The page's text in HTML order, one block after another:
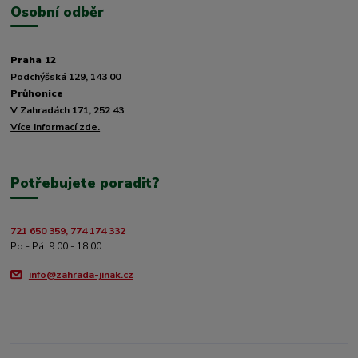
Osobní odběr
Praha 12
Podchýšská 129, 143 00
Průhonice
V Zahradách 171, 252 43
Více informací zde.
Potřebujete poradit?
721 650 359, 774 174 332
Po - Pá: 9:00 - 18:00
info@zahrada-jinak.cz